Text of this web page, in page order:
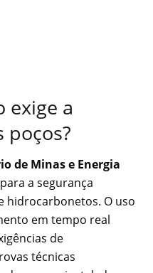
exige a
poços?
de Minas e Energia
a segurança
hidrocarbonetos. O uso
em tempo real
de
técnicas